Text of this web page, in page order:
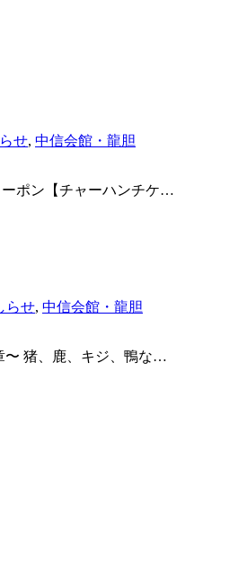
せ, 中信会館・龍胆
ポン【チャーハンチケ…
らせ, 中信会館・龍胆
猪、鹿、キジ、鴨な…